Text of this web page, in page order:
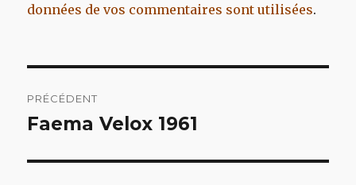
données de vos commentaires sont utilisées.
de
PRÉCÉDENT
Article
Faema Velox 1961